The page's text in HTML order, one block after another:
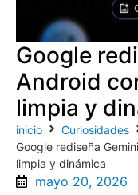
Google
Android
limpia y
inicio
Curiosidades
Google rediseña
limpia y dinámica
mayo 20, 2026